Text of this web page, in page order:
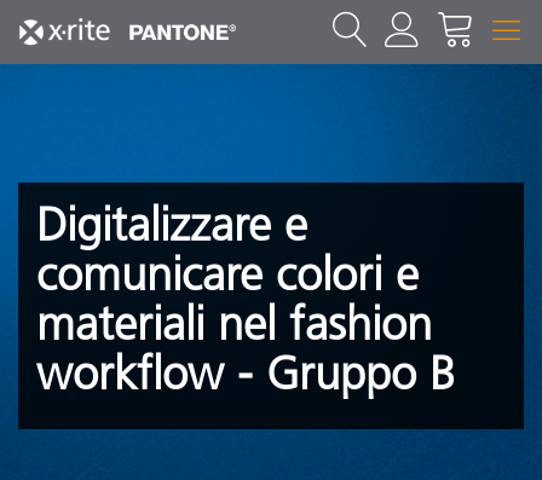
Digitalizzare e
comunicare colori e
materiali nel fashion
workflow - Gruppo B